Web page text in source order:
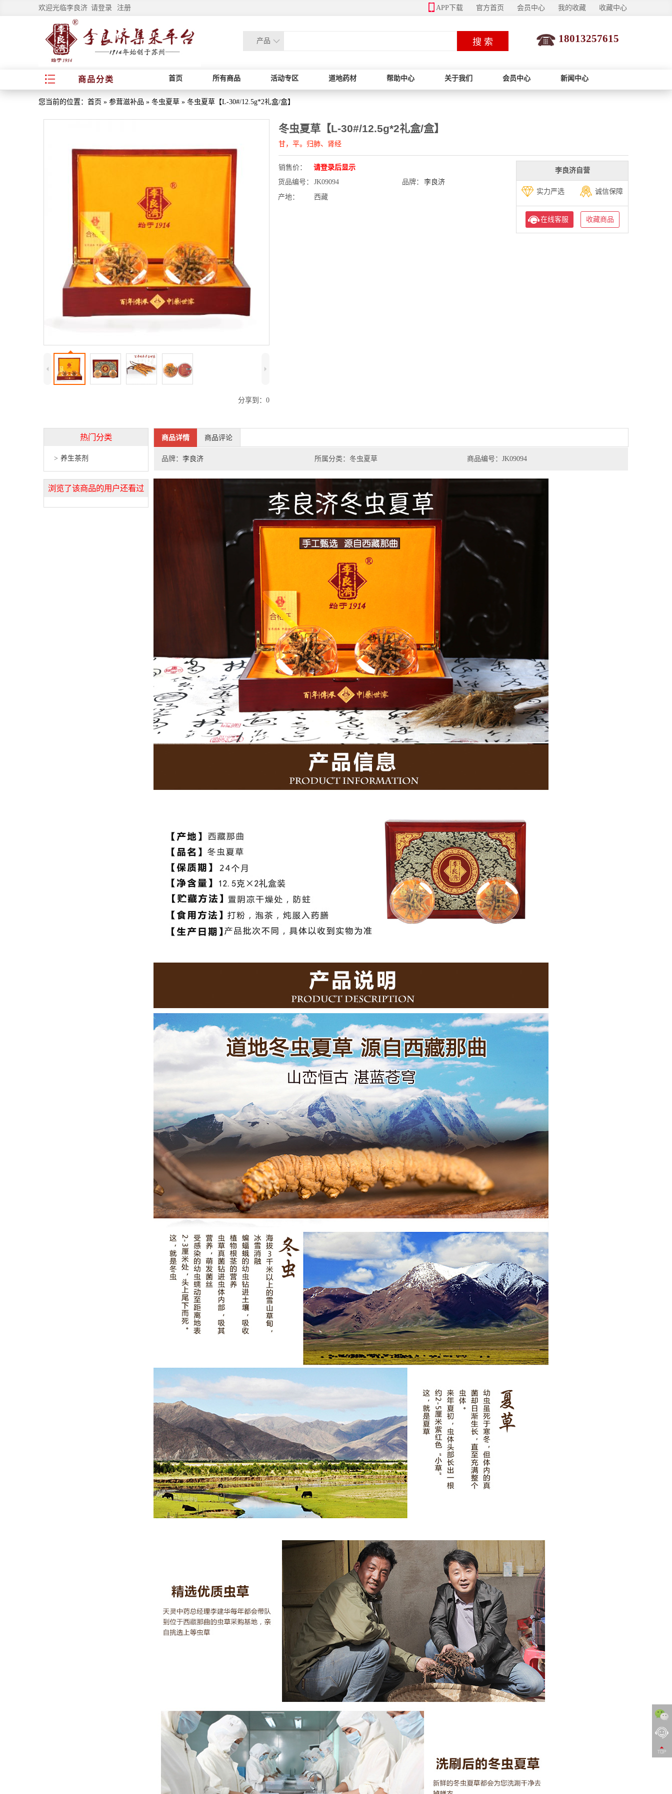
欢迎光临李良济 请登录 注册 APP下载 官方首页 会员中心 我的收藏 收藏中心
产品 搜 索 18013257615
商品分类 首页 所有商品 活动专区 道地药材 帮助中心 关于我们 会员中心 新闻中心
您当前的位置： 首页 » 参茸滋补品 » 冬虫夏草 » 冬虫夏草【L-30#/12.5g*2礼盒/盒】
4 5
分享到： 0
冬虫夏草【L-30#/12.5g*2礼盒/盒】
甘，平。归肺、肾经
销售价：
请登录后显示
货品编号：
JK09094 品牌：
李良济
产地：
西藏
李良济自营
实力严选 诚信保障
在线客服 收藏商品
热门分类
养生茶剂
浏览了该商品的用户还看过
商品详情 商品评论
品牌： 李良济 所属分类：冬虫夏草 商品编号：JK09094